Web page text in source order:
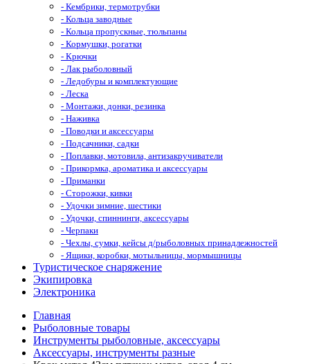
- Кембрики, термотрубки
- Кольца заводные
- Кольца пропускные, тюльпаны
- Кормушки, рогатки
- Крючки
- Лак рыболовный
- Ледобуры и комплектующие
- Леска
- Монтажи, донки, резинка
- Наживка
- Поводки и аксессуары
- Подсачники, садки
- Поплавки, мотовила, антизакручиватели
- Прикормка, ароматика и аксессуары
- Приманки
- Сторожки, кивки
- Удочки зимние, шестики
- Удочки, спиннинги, аксессуары
- Черпаки
- Чехлы, сумки, кейсы д/рыболовных принадлежностей
- Ящики, коробки, мотыльницы, мормышницы
Туристическое снаряжение
Экипировка
Электроника
Главная
Рыболовные товары
Инструменты рыболовные, аксессуары
Аксессуары, инструменты разные